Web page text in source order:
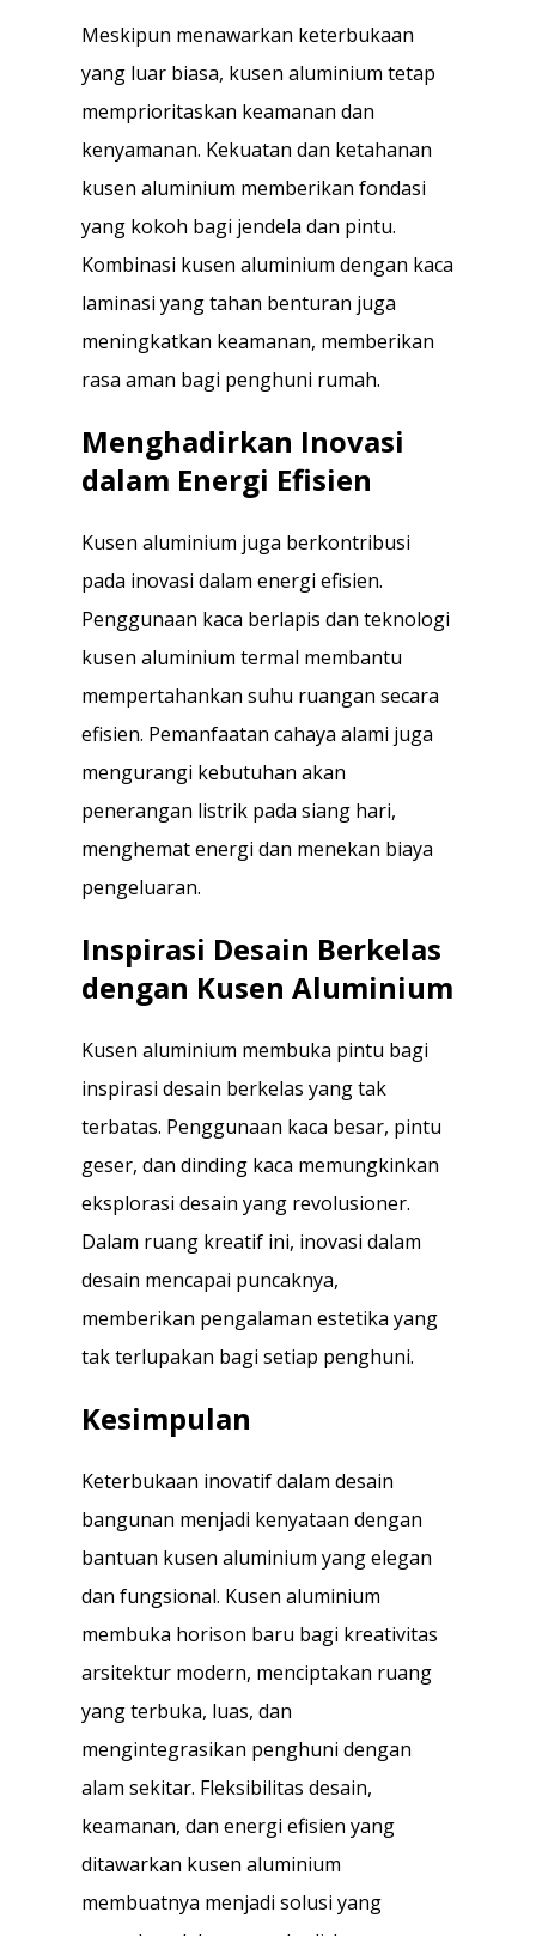
Meskipun menawarkan keterbukaan
yang luar biasa, kusen aluminium tetap
memprioritaskan keamanan dan
kenyamanan. Kekuatan dan ketahanan
kusen aluminium memberikan fondasi
yang kokoh bagi jendela dan pintu.
Kombinasi kusen aluminium dengan kaca
laminasi yang tahan benturan juga
meningkatkan keamanan, memberikan
rasa aman bagi penghuni rumah.
Menghadirkan Inovasi
dalam Energi Efisien
Kusen aluminium juga berkontribusi
pada inovasi dalam energi efisien.
Penggunaan kaca berlapis dan teknologi
kusen aluminium termal membantu
mempertahankan suhu ruangan secara
efisien. Pemanfaatan cahaya alami juga
mengurangi kebutuhan akan
penerangan listrik pada siang hari,
menghemat energi dan menekan biaya
pengeluaran.
Inspirasi Desain Berkelas
dengan Kusen Aluminium
Kusen aluminium membuka pintu bagi
inspirasi desain berkelas yang tak
terbatas. Penggunaan kaca besar, pintu
geser, dan dinding kaca memungkinkan
eksplorasi desain yang revolusioner.
Dalam ruang kreatif ini, inovasi dalam
desain mencapai puncaknya,
memberikan pengalaman estetika yang
tak terlupakan bagi setiap penghuni.
Kesimpulan
Keterbukaan inovatif dalam desain
bangunan menjadi kenyataan dengan
bantuan kusen aluminium yang elegan
dan fungsional. Kusen aluminium
membuka horison baru bagi kreativitas
arsitektur modern, menciptakan ruang
yang terbuka, luas, dan
mengintegrasikan penghuni dengan
alam sekitar. Fleksibilitas desain,
keamanan, dan energi efisien yang
ditawarkan kusen aluminium
membuatnya menjadi solusi yang